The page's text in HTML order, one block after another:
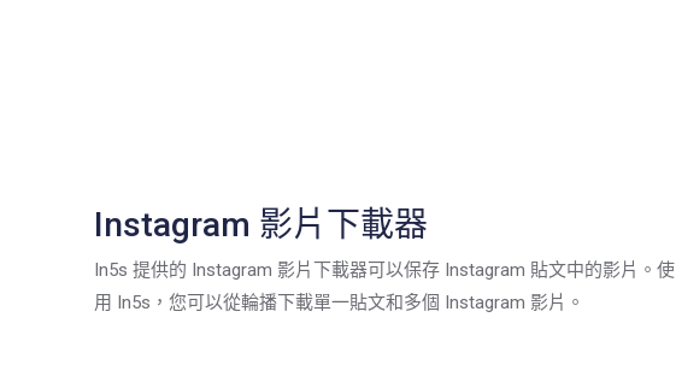
Instagram 影片下載器
In5s 提供的 Instagram 影片下載器可以保存 Instagram 貼文中的影片。使
用 In5s，您可以從輪播下載單一貼文和多個 Instagram 影片。